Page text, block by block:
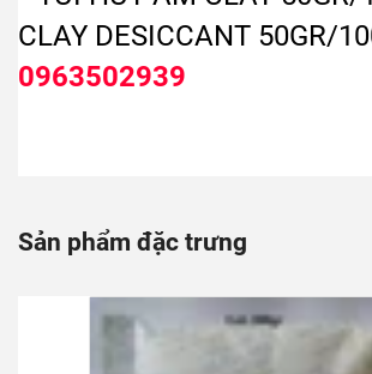
0963502939
Sản phẩm đặc trưng